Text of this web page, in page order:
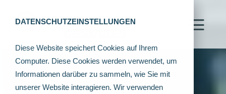
DATENSCHUTZEINSTELLUNGEN
Diese Website speichert Cookies auf Ihrem
Computer. Diese Cookies werden verwendet, um
Informationen darüber zu sammeln, wie Sie mit
unserer Website interagieren. Wir verwenden